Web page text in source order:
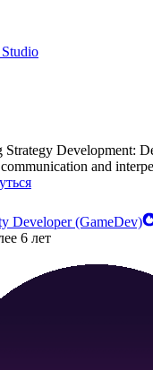
Strategy Development:
and
Developer (GameDev)
6 лет